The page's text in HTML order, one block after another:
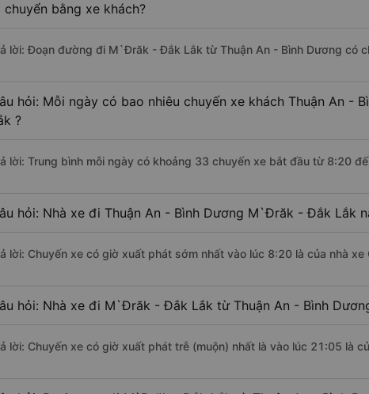
chuyển bằng xe khách?
lời: Đoạn đường đi M`Đrăk - Đắk Lắk từ Thuận An - Bình Dương có
hỏi: Mỗi ngày có bao nhiêu chuyến xe khách Thuận An -
?
lời: Trung bình mỗi ngày có khoảng 33 chuyến xe bắt đầu từ 8:20
hỏi: Nhà xe đi Thuận An - Bình Dương M`Đrăk - Đắk Lắk
lời: Chuyến xe có giờ xuất phát sớm nhất vào lúc 8:20 là của nhà xe
hỏi: Nhà xe đi M`Đrăk - Đắk Lắk từ Thuận An - Bình
lời: Chuyến xe có giờ xuất phát trễ (muộn) nhất là vào lúc 21:05 là